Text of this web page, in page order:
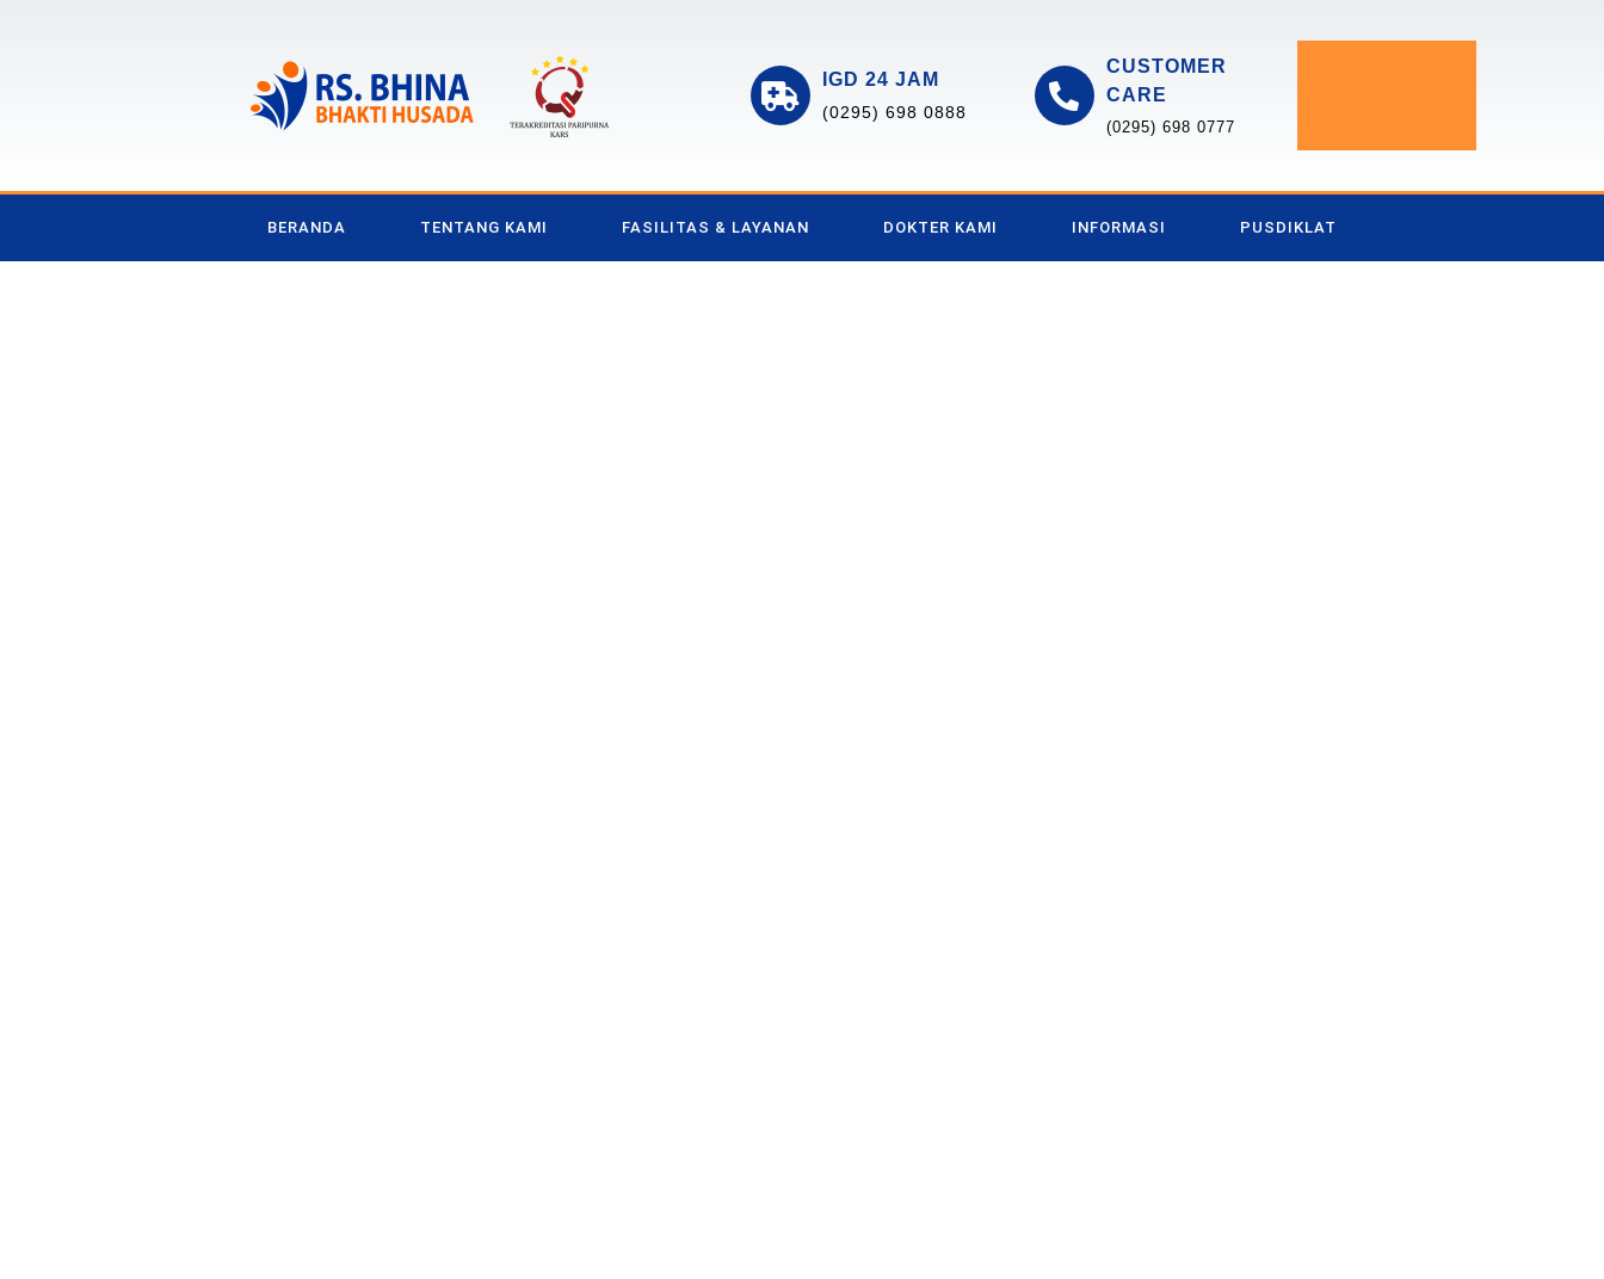
IGD 24 JAM
(0295) 698 0888
CUSTOMER
CARE
(0295) 698 0777
BERANDA TENTANG KAMI FASILITAS & LAYANAN DOKTER KAMI INFORMASI PUSDIKLAT